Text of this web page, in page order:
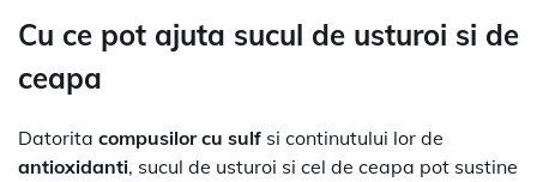
Cu ce pot ajuta sucul de usturoi si de
ceapa
Datorita compusilor cu sulf si continutului lor de
antioxidanti, sucul de usturoi si cel de ceapa pot sustine